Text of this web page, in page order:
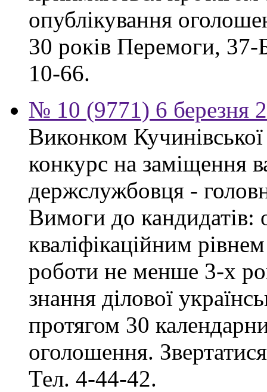
опублікування
30 років Перемоги,
10-66.
№ 10 (9771) 6 березня
Виконком
конкурс на заміщення
держслужбовця -
Вимоги до кандидатів:
кваліфікаційним
роботи не менше 3-х
знання ділової
протягом 30
оголошення.
Тел. 4-44-42.